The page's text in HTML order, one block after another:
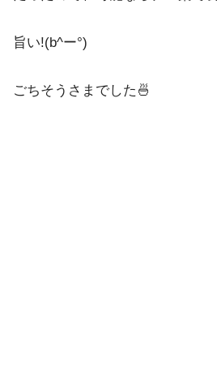
旨い!(b^ー°)
ごちそうさまでした🍜